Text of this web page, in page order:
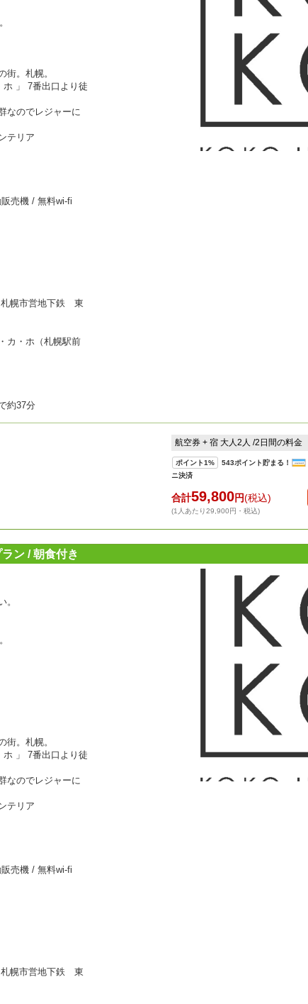
街。札幌。
」 7番出口より徒
なのでレジャーに
テリア
売機 / 無料wi-fi
札幌市営地下鉄 東
カ・ホ（札幌駅前
約37分
航空券 + 宿 大人2人 /2日間の料金
ポイント1% 543ポイント貯まる！
ニ決済
合計59,800円(税込)
(1人あたり29,900円・税込)
ン / 朝食付き
。
街。札幌。
」 7番出口より徒
なのでレジャーに
テリア
売機 / 無料wi-fi
札幌市営地下鉄 東